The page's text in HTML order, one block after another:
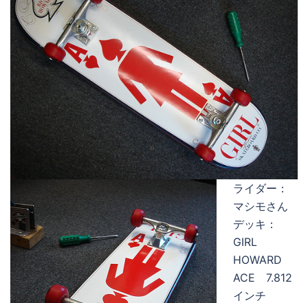
ライダー：
マシモさん
デッキ：
GIRL
HOWARD
ACE 7.812
インチ